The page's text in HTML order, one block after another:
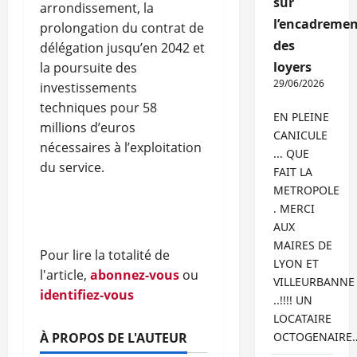
arrondissement, la
prolongation du contrat de
délégation jusqu’en 2042 et
la poursuite des
investissements
techniques pour 58
millions d’euros
nécessaires à l’exploitation
du service.
Pour lire la totalité de
l'article, abonnez-vous ou
identifiez-vous
À PROPOS DE L'AUTEUR
des
loyers
29/06/2026
EN PLEINE
CANICULE
... QUE
FAIT LA
METROPOLE
. MERCI
AUX
MAIRES DE
LYON ET
VILLEURBANNE
..!!!! UN
LOCATAIRE